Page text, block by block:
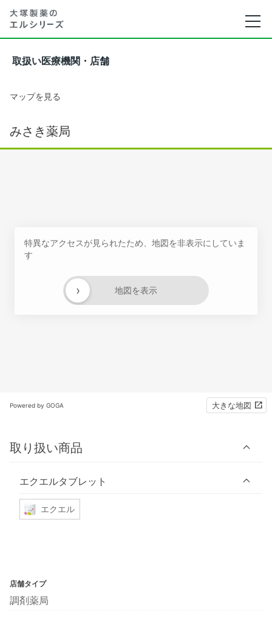
取扱い医療機関・店舗
マップを見る
みさき薬局
特異なアクセスが見られたため、地図を非表示にしていま
す
地図を表示
›
Powered by GOGA 大きな地図
取り扱い商品
エクエルタブレット
エクエル
店舗タイプ
調剤薬局